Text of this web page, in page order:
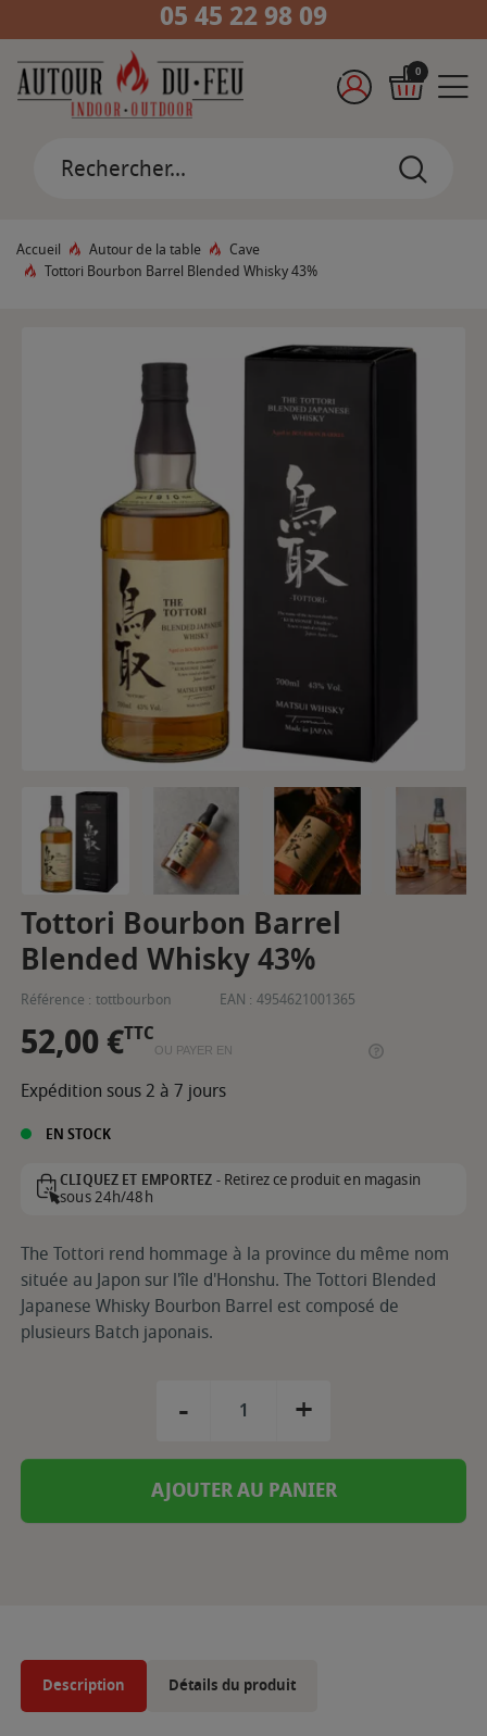
05 45 22 98 09
0
Accueil Autour de la table
Cave
Tottori Bourbon Barrel Blended Whisky 43%
Tottori Bourbon Barrel
Blended Whisky 43%
Référence : tottbourbon EAN : 4954621001365
52,00 €TTC
OU PAYER EN
Expédition sous 2 à 7 jours
EN STOCK
CLIQUEZ ET EMPORTEZ -Retirez ce produit en magasin
sous 24h/48h
The Tottori rend hommage à la province du même nom
située au Japon sur l'île d'Honshu. The Tottori Blended
Japanese Whisky Bourbon Barrel est composé de
plusieurs Batch japonais.
- +
AJOUTER AU PANIER
Description Détails du produit